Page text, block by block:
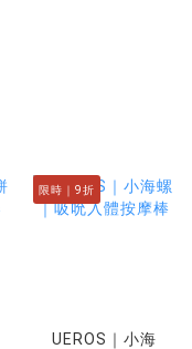
限時｜9折
UEROS｜小海